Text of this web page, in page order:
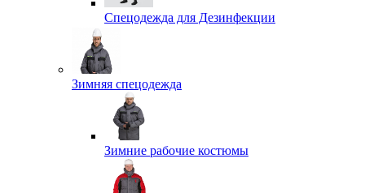
Спецодежда для Дезинфекции
Зимняя спецодежда
Зимние рабочие костюмы